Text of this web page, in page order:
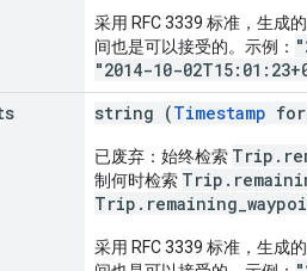
采用 RFC 3339 标准，生成
间也是可以接受的。示例：
"2014-10-
string (Timestamp
已废弃：始终检索
制何时检索
采用 RFC 3339 标准，生成